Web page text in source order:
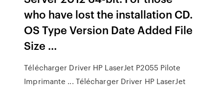
who have lost the installation CD.
OS Type Version Date Added File
Size …
Télécharger Driver HP LaserJet P2055 Pilote
Imprimante ... Télécharger Driver HP LaserJet